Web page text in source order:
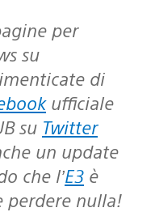
su
di
ufficiale
su Twitter
un update
che l’E3 è
perdere nulla!